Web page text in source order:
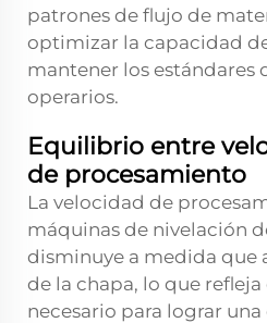
patrones de flujo de
optimizar la capacidad
mantener los estándares
operarios.
Equilibrio entre
de procesamiento
La velocidad de
máquinas de nivelación
disminuye a medida que
de la chapa, lo que
necesario para lograr